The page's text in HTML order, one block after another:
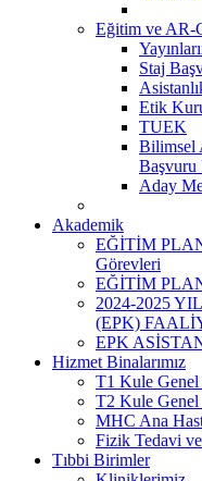
Eğitim ve AR-
Staj
Etik
TUEK
Bilimsel
Başvuru
Aday
Akademik
EĞİTİM
Görevleri
EĞİTİM
2024-2025
(EPK)
EPK
Hizmet Binalarımız
T1 Kule
T2 Kule Genel
MHC Ana
Fizik Tedavi
Tıbbi Birimler